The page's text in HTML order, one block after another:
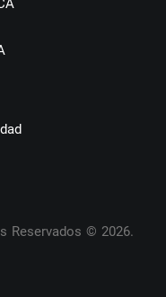
Reservados © 2026.